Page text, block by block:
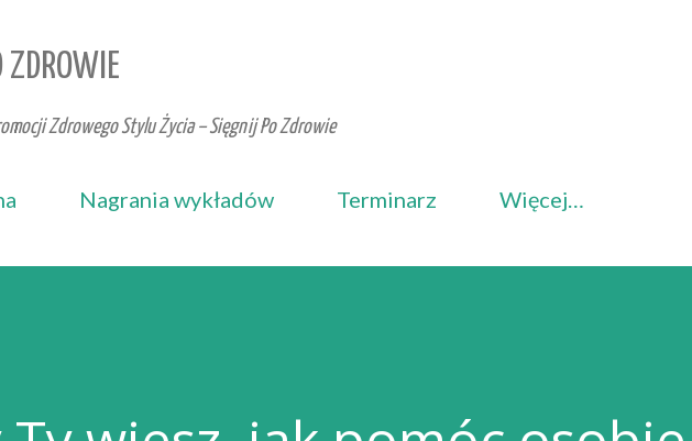
ZDROWIE
Zdrowego Stylu Życia – Sięgnij Po Zdrowie
Nagrania wykładów Terminarz Więcej…